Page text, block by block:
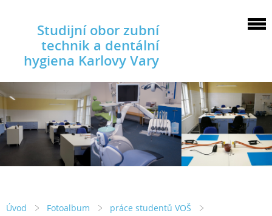
Studijní obor zubní
technik a dentální
hygiena Karlovy Vary
Úvod Fotoalbum
práce studentů VOŠ